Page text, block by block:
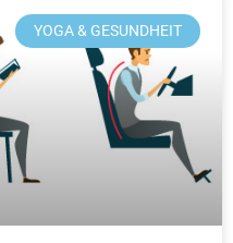
YOGA & GESUNDHEIT